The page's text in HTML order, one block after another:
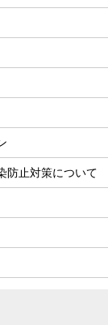
防止対策について